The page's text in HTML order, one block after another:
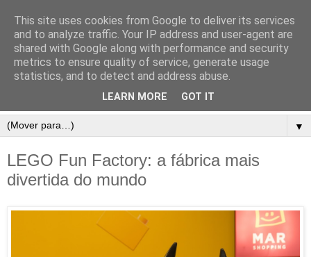
▼
LEGO Fun Factory: a fábrica mais
divertida do mundo
This site uses cookies from Google to deliver its services
and to analyze traffic. Your IP address and user-agent are
shared with Google along with performance and security
metrics to ensure quality of service, generate usage
statistics, and to detect and address abuse.
LEARN MORE GOT IT